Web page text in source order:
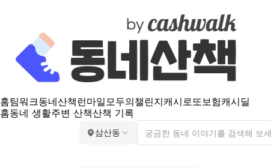
홈팀워크동네산책 런마일모두의챌린지캐시로또보험캐시딜
홈동네 생활주변 산책산책 기록
삼산동